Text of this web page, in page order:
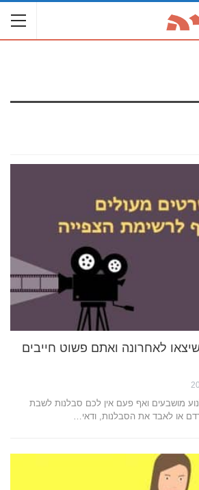
שיצאו לאחרונה ואתם פשוט חייבים
מושבעים ואף פעם אין לכם סבלנות לשבת
או לאבד את הסבלנות, ודאי…